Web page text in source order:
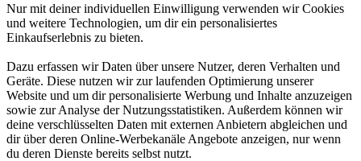
Nur mit deiner individuellen Einwilligung verwenden wir Cookies
und weitere Technologien, um dir ein personalisiertes
Einkaufserlebnis zu bieten.
Dazu erfassen wir Daten über unsere Nutzer, deren Verhalten und
Geräte. Diese nutzen wir zur laufenden Optimierung unserer
Website und um dir personalisierte Werbung und Inhalte anzuzeigen
sowie zur Analyse der Nutzungsstatistiken. Außerdem können wir
deine verschlüsselten Daten mit externen Anbietern abgleichen und
dir über deren Online-Werbekanäle Angebote anzeigen, nur wenn
du deren Dienste bereits selbst nutzt.